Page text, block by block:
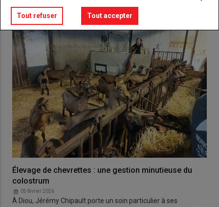
Élevage de chevrettes : une gestion minutieuse du
colostrum
05 février 2026
À Diou, Jérémy Chipault porte un soin particulier à ses
Tout refuser Tout accepter